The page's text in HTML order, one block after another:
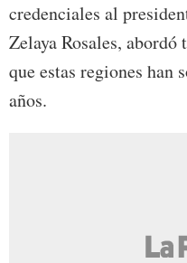
credenciales al
Zelaya Rosales, abordó
que estas regiones han
años.